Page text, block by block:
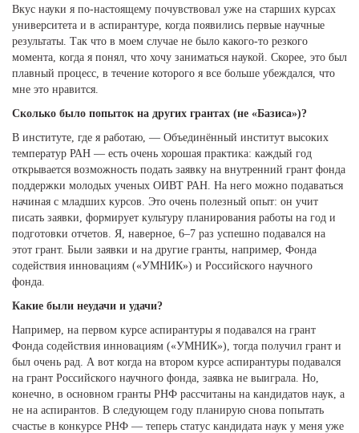
Вкус науки я по-настоящему почувствовал уже на старших курсах
университета и в аспирантуре, когда появились первые научные
результаты. Так что в моем случае не было какого-то резкого
момента, когда я понял, что хочу заниматься наукой. Скорее, это был
плавный процесс, в течение которого я все больше убеждался, что
мне это нравится.
Сколько было попыток на других грантах (не «Базиса»)?
В институте, где я работаю, — Объединённый институт высоких
температур РАН — есть очень хорошая практика: каждый год
открывается возможность подать заявку на внутренний грант фонда
поддержки молодых ученых ОИВТ РАН. На него можно подаваться
начиная с младших курсов. Это очень полезный опыт: он учит
писать заявки, формирует культуру планирования работы на год и
подготовки отчетов. Я, наверное, 6–7 раз успешно подавался на
этот грант. Были заявки и на другие гранты, например, Фонда
содействия инновациям («УМНИК») и Российского научного
фонда.
Какие были неудачи и удачи?
Например, на первом курсе аспирантуры я подавался на грант
Фонда содействия инновациям («УМНИК»), тогда получил грант и
был очень рад. А вот когда на втором курсе аспирантуры подавался
на грант Российского научного фонда, заявка не выиграла. Но,
конечно, в основном гранты РНФ рассчитаны на кандидатов наук, а
не на аспирантов. В следующем году планирую снова попытать
счастье в конкурсе РНФ — теперь статус кандидата наук у меня уже